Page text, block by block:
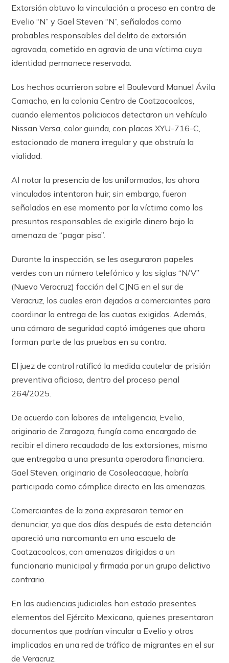
Extorsión obtuvo la vinculación a proceso en contra de
Evelio “N” y Gael Steven “N”, señalados como
probables responsables del delito de extorsión
agravada, cometido en agravio de una víctima cuya
identidad permanece reservada.
Los hechos ocurrieron sobre el Boulevard Manuel Ávila
Camacho, en la colonia Centro de Coatzacoalcos,
cuando elementos policiacos detectaron un vehículo
Nissan Versa, color guinda, con placas XYU-716-C,
estacionado de manera irregular y que obstruía la
vialidad.
Al notar la presencia de los uniformados, los ahora
vinculados intentaron huir; sin embargo, fueron
señalados en ese momento por la víctima como los
presuntos responsables de exigirle dinero bajo la
amenaza de “pagar piso”.
Durante la inspección, se les aseguraron papeles
verdes con un número telefónico y las siglas “N/V”
(Nuevo Veracruz) facción del CJNG en el sur de
Veracruz, los cuales eran dejados a comerciantes para
coordinar la entrega de las cuotas exigidas. Además,
una cámara de seguridad captó imágenes que ahora
forman parte de las pruebas en su contra.
El juez de control ratificó la medida cautelar de prisión
preventiva oficiosa, dentro del proceso penal
264/2025.
De acuerdo con labores de inteligencia, Evelio,
originario de Zaragoza, fungía como encargado de
recibir el dinero recaudado de las extorsiones, mismo
que entregaba a una presunta operadora financiera.
Gael Steven, originario de Cosoleacaque, habría
participado como cómplice directo en las amenazas.
Comerciantes de la zona expresaron temor en
denunciar, ya que dos días después de esta detención
apareció una narcomanta en una escuela de
Coatzacoalcos, con amenazas dirigidas a un
funcionario municipal y firmada por un grupo delictivo
contrario.
En las audiencias judiciales han estado presentes
elementos del Ejército Mexicano, quienes presentaron
documentos que podrían vincular a Evelio y otros
implicados en una red de tráfico de migrantes en el sur
de Veracruz.